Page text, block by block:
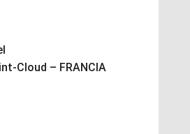
Cloud – FRANCIA